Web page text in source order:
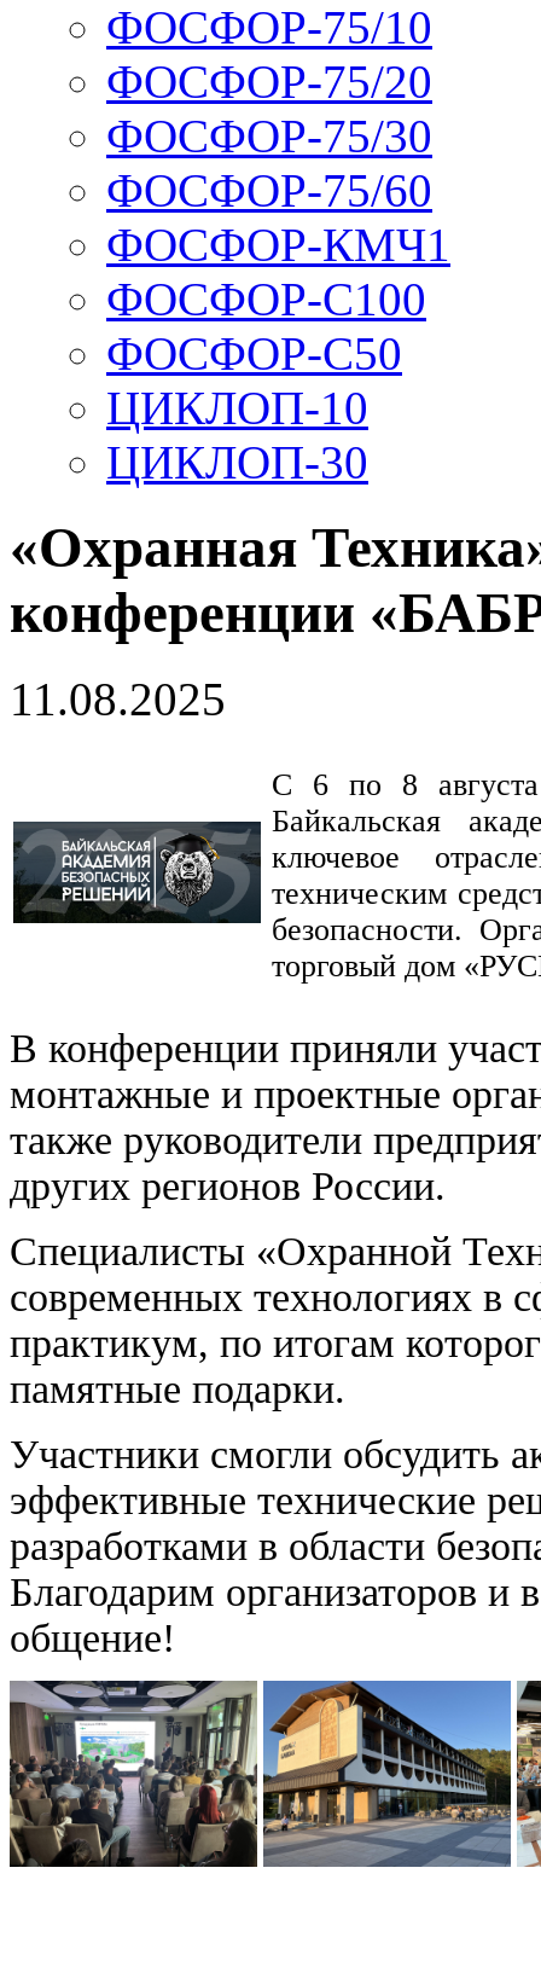
ФОСФОР-75/10
ФОСФОР-75/20
ФОСФОР-75/30
ФОСФОР-75/60
ФОСФОР-КМЧ1
ФОСФОР-С100
ФОСФОР-С50
ЦИКЛОП-10
ЦИКЛОП-30
«Охранная
конференции
11.08.2025
С 6 по 8
Байкальская
ключевое
техническим
безопасности.
торговый дом
В конференции приняли
монтажные и проектные
также руководители
других регионов России.
Специалисты «Охранной
современных технологиях в
практикум, по итогам
памятные подарки.
Участники смогли обсудить
эффективные технические
разработками в области
Благодарим организаторов и
общение!